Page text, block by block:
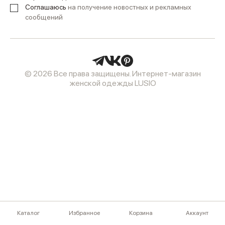
Каталог Избранное Корзина Аккаунт
Соглашаюсь на получение новостных и рекламных
сообщений
© 2026 Все права защищены. Интернет-магазин
женской одежды LUSIO